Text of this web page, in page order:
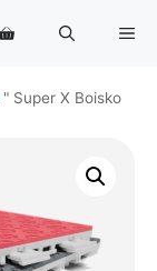
" Super X Boisko